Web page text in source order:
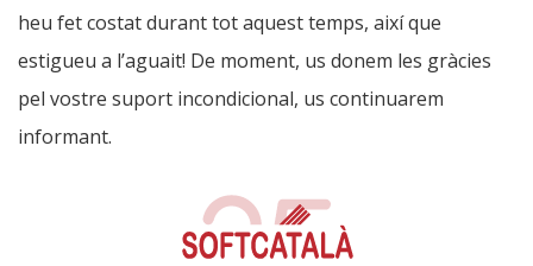
heu fet costat durant tot aquest temps, així que
estigueu a l’aguait! De moment, us donem les gràcies
pel vostre suport incondicional, us continuarem
informant.